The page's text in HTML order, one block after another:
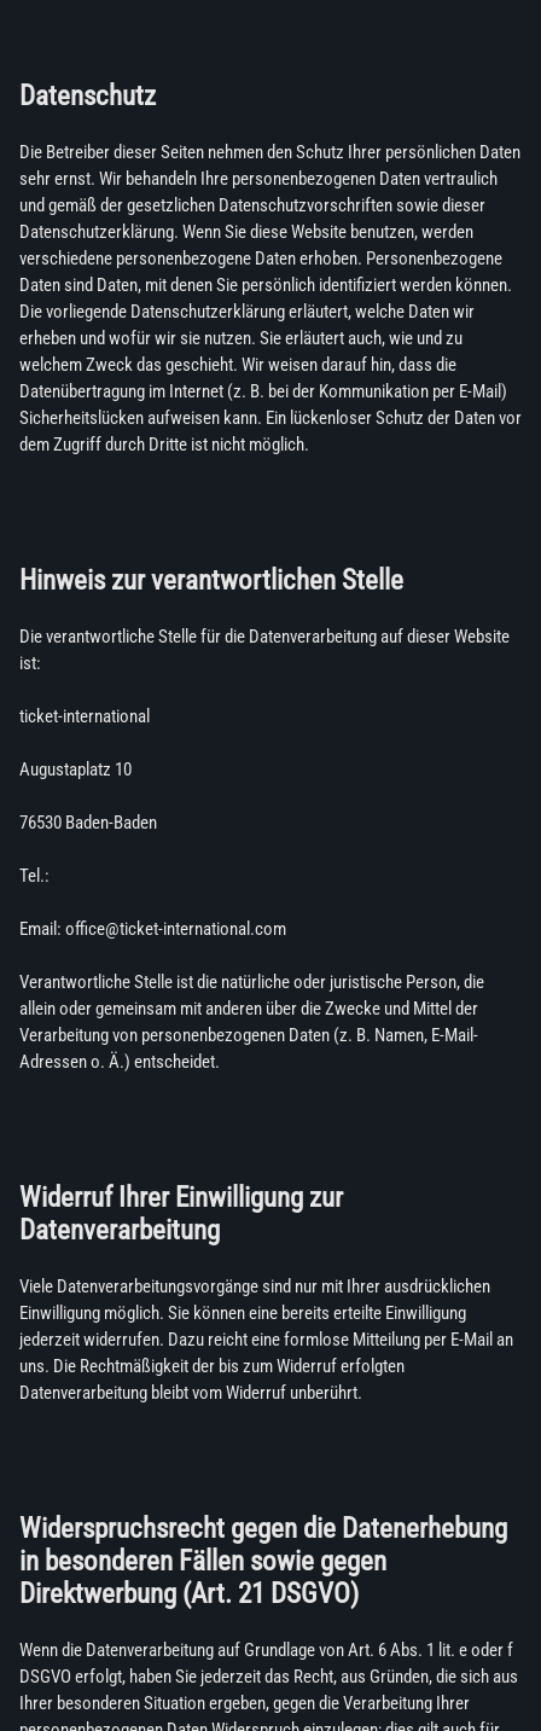
Datenschutz
Die Betreiber dieser Seiten nehmen den Schutz Ihrer persönlichen Daten
sehr ernst. Wir behandeln Ihre personenbezogenen Daten vertraulich
und gemäß der gesetzlichen Datenschutzvorschriften sowie dieser
Datenschutzerklärung. Wenn Sie diese Website benutzen, werden
verschiedene personenbezogene Daten erhoben. Personenbezogene
Daten sind Daten, mit denen Sie persönlich identifiziert werden können.
Die vorliegende Datenschutzerklärung erläutert, welche Daten wir
erheben und wofür wir sie nutzen. Sie erläutert auch, wie und zu
welchem Zweck das geschieht. Wir weisen darauf hin, dass die
Datenübertragung im Internet (z. B. bei der Kommunikation per E-Mail)
Sicherheitslücken aufweisen kann. Ein lückenloser Schutz der Daten vor
dem Zugriff durch Dritte ist nicht möglich.
Hinweis zur verantwortlichen Stelle
Die verantwortliche Stelle für die Datenverarbeitung auf dieser Website
ist:
ticket-international
Augustaplatz 10
76530 Baden-Baden
Tel.:
Email: office@ticket-international.com
Verantwortliche Stelle ist die natürliche oder juristische Person, die
allein oder gemeinsam mit anderen über die Zwecke und Mittel der
Verarbeitung von personenbezogenen Daten (z. B. Namen, E-Mail-
Adressen o. Ä.) entscheidet.
Widerruf Ihrer Einwilligung zur
Datenverarbeitung
Viele Datenverarbeitungsvorgänge sind nur mit Ihrer ausdrücklichen
Einwilligung möglich. Sie können eine bereits erteilte Einwilligung
jederzeit widerrufen. Dazu reicht eine formlose Mitteilung per E-Mail an
uns. Die Rechtmäßigkeit der bis zum Widerruf erfolgten
Datenverarbeitung bleibt vom Widerruf unberührt.
Widerspruchsrecht gegen die Datenerhebung
in besonderen Fällen sowie gegen
Direktwerbung (Art. 21 DSGVO)
Wenn die Datenverarbeitung auf Grundlage von Art. 6 Abs. 1 lit. e oder f
DSGVO erfolgt, haben Sie jederzeit das Recht, aus Gründen, die sich aus
Ihrer besonderen Situation ergeben, gegen die Verarbeitung Ihrer